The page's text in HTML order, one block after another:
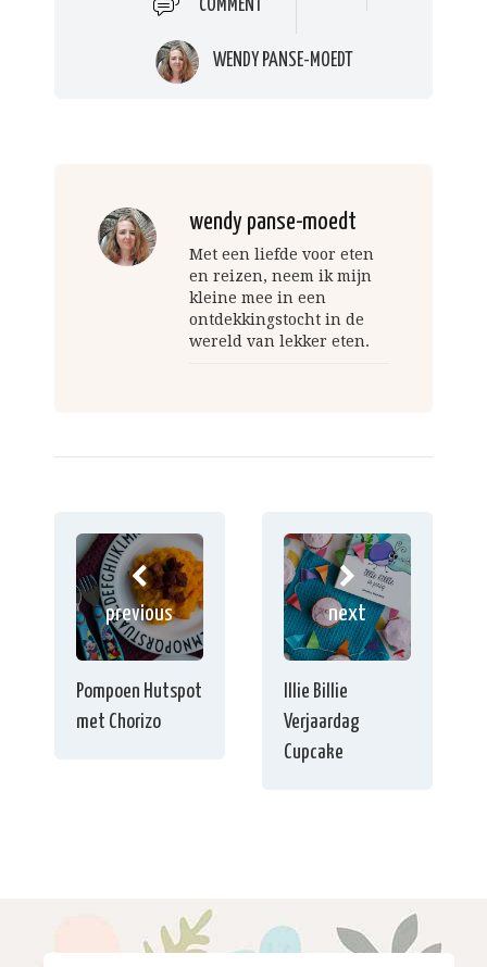
COMMENT
WENDY PANSE-MOEDT
wendy panse-moedt
Met een liefde voor eten
en reizen, neem ik mijn
kleine mee in een
ontdekkingstocht in de
wereld van lekker eten.
previous
Pompoen Hutspot
met Chorizo
next
Illie Billie
Verjaardag
Cupcake